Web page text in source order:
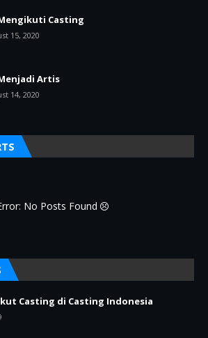
Casting
15, 2020
Artis
14, 2020
No Posts Found
Casting di Casting Indonesia